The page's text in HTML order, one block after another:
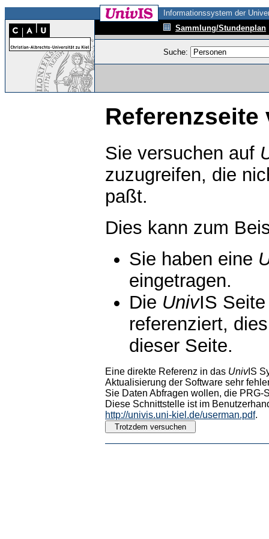
Informationssystem der
Sammlung/Stundenplan
Suche:
Referenzseite
Sie versuchen auf
zuzugreifen, die
paßt.
Dies kann zum
Sie haben eine
eingetragen.
Die UnivIS
referenziert,
dieser Seite.
Eine direkte Referenz in das UnivIS
Aktualisierung der Software sehr
Sie Daten Abfragen wollen, die PRG-
Diese Schnittstelle ist im
http://univis.uni-kiel.de/userman.pdf.